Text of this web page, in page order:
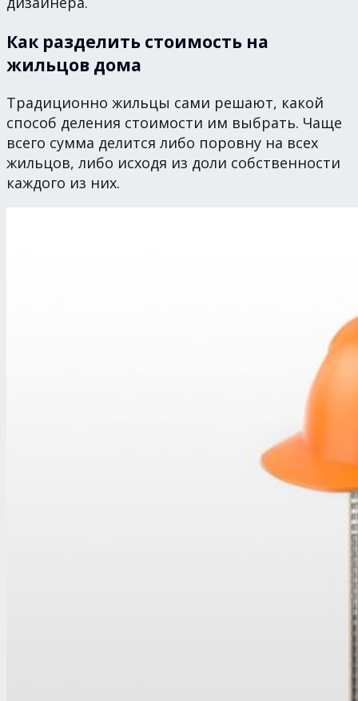
Как разделить стоимость на
жильцов дома
Традиционно жильцы сами решают, какой
способ деления стоимости им выбрать. Чаще
всего сумма делится либо поровну на всех
жильцов, либо исходя из доли собственности
каждого из них.